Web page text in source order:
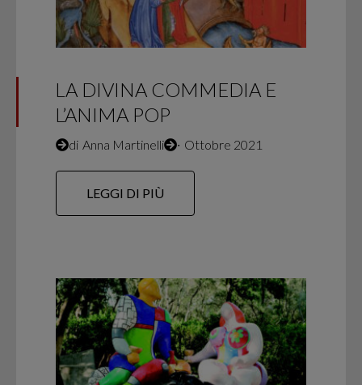
LA DIVINA COMMEDIA E
L’ANIMA POP
di Anna Martinelli ∙ Ottobre 2021
LEGGI DI PIÙ